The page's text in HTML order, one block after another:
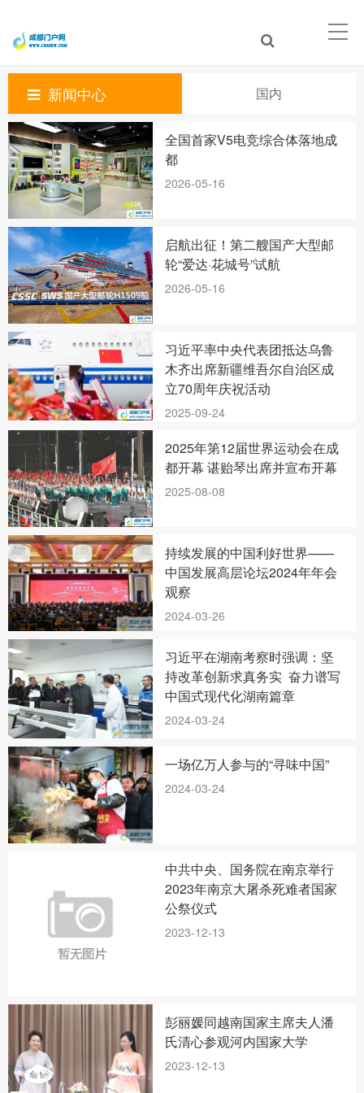
新闻中心 国内
全国首家V5电竞综合体落地成
都
2026-05-16
启航出征！第二艘国产大型邮
轮“爱达·花城号”试航
2026-05-16
习近平率中央代表团抵达乌鲁
木齐出席新疆维吾尔自治区成
立70周年庆祝活动
2025-09-24
2025年第12届世界运动会在成
都开幕 谌贻琴出席并宣布开幕
2025-08-08
持续发展的中国利好世界——
中国发展高层论坛2024年年会
观察
2024-03-26
习近平在湖南考察时强调：坚
持改革创新求真务实 奋力谱写
中国式现代化湖南篇章
2024-03-24
一场亿万人参与的“寻味中国”
2024-03-24
中共中央、国务院在南京举行
2023年南京大屠杀死难者国家
公祭仪式
2023-12-13
彭丽媛同越南国家主席夫人潘
氏清心参观河内国家大学
2023-12-13